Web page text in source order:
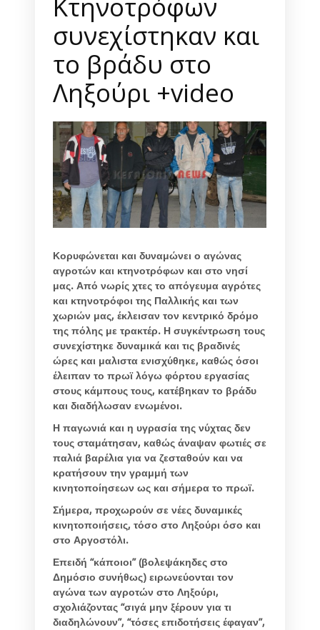
συνεχίστηκαν και
το βράδυ στο
Ληξούρι +video
Κορυφώνεται και δυναμώνει ο αγώνας
αγροτών και κτηνοτρόφων και στο νησί
μας. Από νωρίς χτες το απόγευμα αγρότες
και κτηνοτρόφοι της Παλλικής και των
χωριών μας, έκλεισαν τον κεντρικό δρόμο
της πόλης με τρακτέρ. Η συγκέντρωση τους
συνεχίστηκε δυναμικά και τις βραδινές
ώρες και μαλιστα ενισχύθηκε, καθώς όσοι
έλειπαν το πρωϊ λόγω φόρτου εργασίας
στους κάμπους τους, κατέβηκαν το βράδυ
και διαδήλωσαν ενωμένοι.
Η παγωνιά και η υγρασία της νύχτας δεν
τους σταμάτησαν, καθώς άναψαν φωτιές σε
παλιά βαρέλια για να ζεσταθούν και να
κρατήσουν την γραμμή των
κινητοποίησεων ως και σήμερα το πρωϊ.
Σήμερα, προχωρούν σε νέες δυναμικές
κινητοποιήσεις, τόσο στο Ληξούρι όσο και
στο Αργοστόλι.
Επειδή “κάποιοι” (βολεψάκηδες στο
Δημόσιο συνήθως) ειρωνεύονται τον
αγώνα των αγροτών στο Ληξούρι,
σχολιάζοντας “σιγά μην ξέρουν για τι
διαδηλώνουν”, “τόσες επιδοτήσεις έφαγαν”,